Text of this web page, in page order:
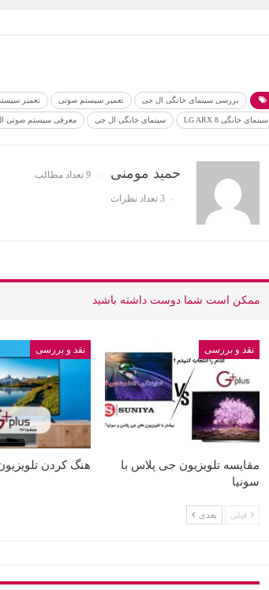
بررسی سینمای خانگی ال جی تعمیر سیستم صوتی تعمیر
سینمای خانگی LG ARX 8 سینمای خانگی ال جی معرفی سیستم صوتی
حمید مومنی 9 تعداد مطالب
3 تعداد نظرات
ممکن است شما دوست داشته باشید
نقد و بررسی
مقایسه تلویزیون جی پلاس با
سونیا
نقد و بررسی
هنگ کردن
قبلی بعدی